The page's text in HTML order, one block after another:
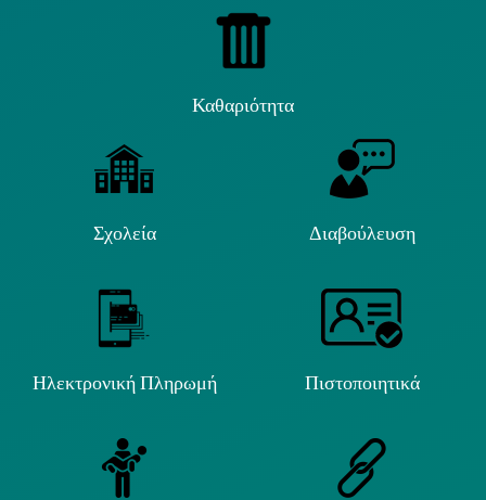
Καθαριότητα
Σχολεία Διαβούλευση
Ηλεκτρονική Πληρωμή Πιστοποιητικά